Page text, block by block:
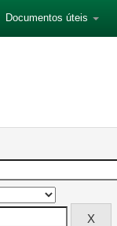
Documentos úteis